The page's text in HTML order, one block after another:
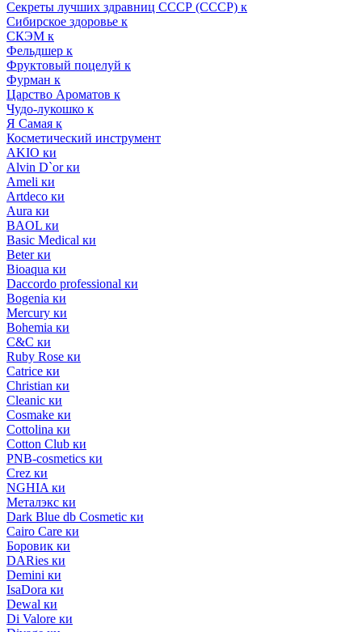
Секреты лучших здравниц СССР (СССР) к
Сибирское здоровье к
СКЭМ к
Фельдшер к
Фруктовый поцелуй к
Фурман к
Царство Ароматов к
Чудо-лукошко к
Я Самая к
Косметический инструмент
AKIO ки
Alvin D`or ки
Ameli ки
Artdeco ки
Aura ки
BAOL ки
Basic Medical ки
Beter ки
Bioaqua ки
Daccordo professional ки
Bogenia ки
Mercury ки
Bohemia ки
C&C ки
Ruby Rose ки
Catrice ки
Christian ки
Cleanic ки
Cosmake ки
Cottolina ки
Cotton Club ки
PNB-cosmetics ки
Crez ки
NGHIA ки
Металэкс ки
Dark Blue db Cosmetic ки
Cairo Care ки
Боровик ки
DARies ки
Demini ки
IsaDora ки
Dewal ки
Di Valore ки